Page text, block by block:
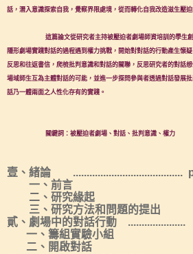
話，潛入意識探索自我，覺察界限處境，從而轉化自我改造滋生壓迫
這篇論文從研究者主持被壓迫者劇場師資培訓的學生
隱形劇場實踐對話的過程遇到權力挑戰，開始對對話的行動產生懷
反思和往返書信，爬梳批判意識和對話的關聯，反思研究者的對話
場域師生互為主體對話的可能，並進一步探問參與者透過對話發展
話乃一體兩面之人性化存有的實踐。
關鍵詞：被壓迫者劇場、對話、批判意識、權力
壹、緒論 ........................................
一、前言
二、研究緣起
三、研究方法和問題的提出
貳、劇場中的對話行動 .....................
一、籌組實驗小組
二、開啟對話